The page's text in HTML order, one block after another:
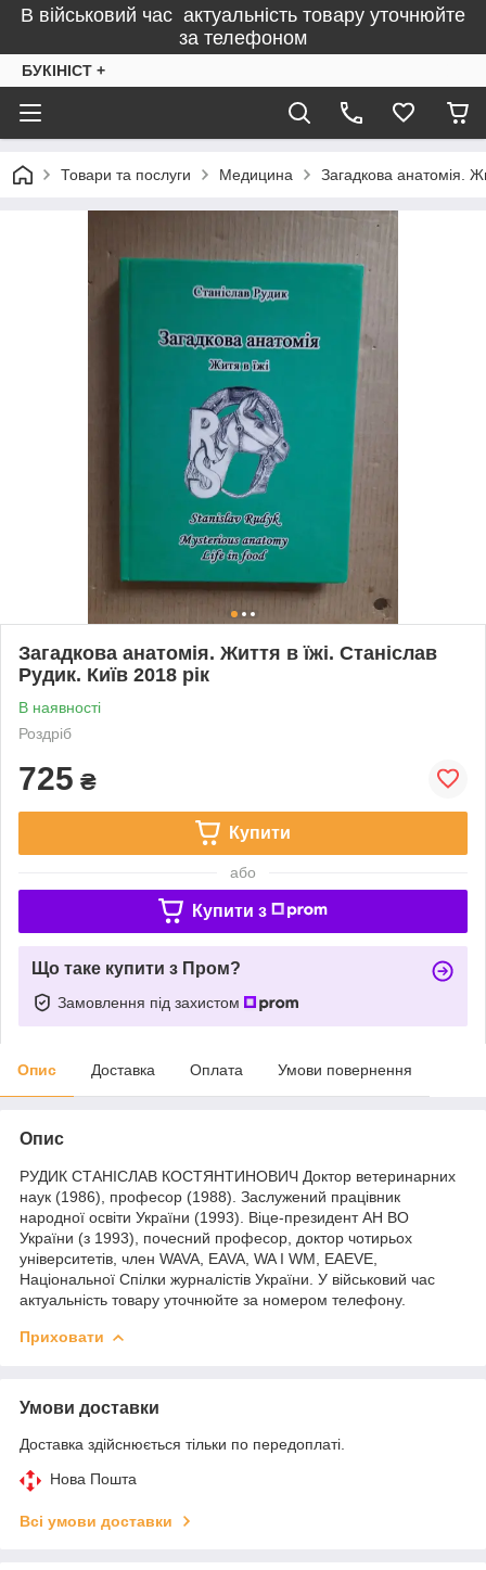
В військовий час актуальність товару уточнюйте
за телефоном
БУКІНІСТ +
Товари та послуги Медицина Загадкова анатомія.
Загадкова анатомія. Життя в їжі. Станіслав
Рудик. Київ 2018 рік
В наявності
Роздріб
725 ₴
Купити
або
Купити з
Що таке купити з Пром?
Замовлення під захистом
Опис Доставка Оплата Умови повернення
Опис
РУДИК СТАНІСЛАВ КОСТЯНТИНОВИЧ Доктор ветеринарних
наук (1986), професор (1988). Заслужений працівник
народної освіти України (1993). Віце-президент АН ВО
України (з 1993), почесний професор, доктор чотирьох
університетів, член WAVA, EAVA, WA I WM, EAEVE,
Національної Спілки журналістів України. У військовий час
актуальність товару уточнюйте за номером телефону.
Приховати
Умови доставки
Доставка здійснюється тільки по передоплаті.
Нова Пошта
Всі умови доставки